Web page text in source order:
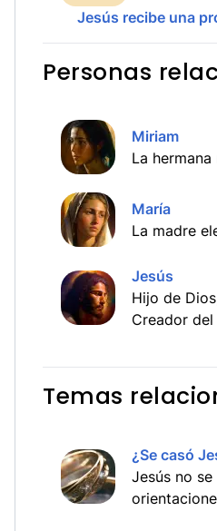
Jesús recibe una
Personas
Miriam
La
María
La madre
Jesús
Hijo de
Creador
Temas
¿Se casó
Jesús no